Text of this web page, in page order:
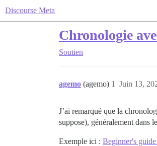
Discourse Meta
Chronologie
Soutien
agemo (agemo) Juin 13,
1
J’ai remarqué que la
suppose), généralement dans
Exemple ici : Beginner's